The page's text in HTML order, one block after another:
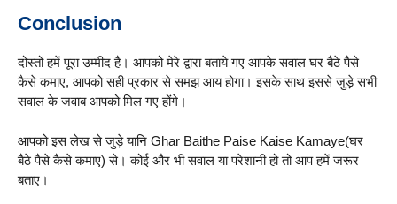
Conclusion
दोस्तों हमें पूरा उम्मीद है। आपको मेरे द्वारा बताये गए आपके सवाल घर बैठे पैसे
कैसे कमाए, आपको सही प्रकार से समझ आय होगा। इसके साथ इससे जुड़े सभी
सवाल के जवाब आपको मिल गए होंगे।
आपको इस लेख से जुड़े यानि Ghar Baithe Paise Kaise Kamaye(घर
बैठे पैसे कैसे कमाए) से। कोई और भी सवाल या परेशानी हो तो आप हमें जरूर
बताए।